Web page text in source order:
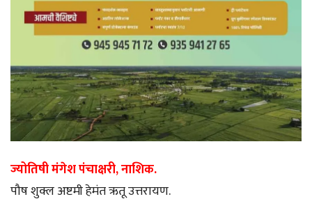
ज्योतिषी मंगेश पंचाक्षरी, नाशिक.
पौष शुक्ल अष्टमी हेमंत ऋतू उत्तरायण.